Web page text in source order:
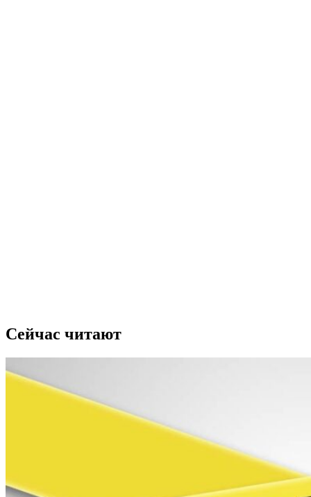
Сейчас читают